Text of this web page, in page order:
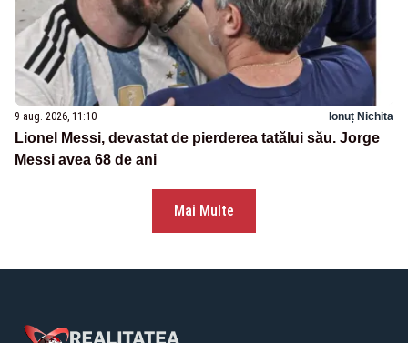
9 aug. 2026, 11:10 Ionuț Nichita
Lionel Messi, devastat de pierderea tatălui său. Jorge
Messi avea 68 de ani
Mai Multe